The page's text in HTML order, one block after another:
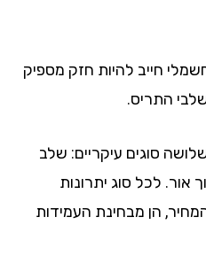
להיות חזק מספיק
סוגים עיקריים: שלב
לכל סוג יתרונות
הן מבחינת העמידות